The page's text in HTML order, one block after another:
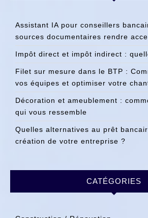
Assistant IA pour conseillers
sources documentaires rendre
Impôt direct et impôt indirect :
Filet sur mesure dans le BTP :
vos équipes et optimiser votre
Décoration et ameublement :
qui vous ressemble
Quelles alternatives au prêt
création de votre entreprise ?
CATÉGORIES